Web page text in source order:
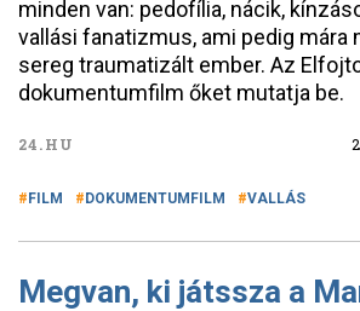
minden van: pedofília, nácik,
vallási fanatizmus, ami pedig mára
sereg traumatizált ember. Az
dokumentumfilm őket mutatja be.
24.HU
FILM DOKUMENTUMFILM VALLÁS
Megvan, ki játssza a